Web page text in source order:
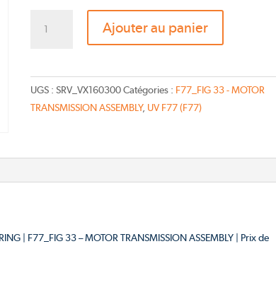
RING
-
33
Ajouter au panier
UGS : SRV_VX160300Catégories : F77_FIG 33 - MOTOR
TRANSMISSION ASSEMBLY, UV F77 (F77)
| F77_FIG 33 – MOTOR TRANSMISSION ASSEMBLY | Prix de